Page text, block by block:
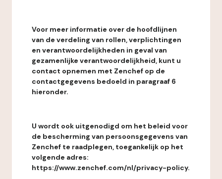
Voor meer informatie over de hoofdlijnen
van de verdeling van rollen, verplichtingen
en verantwoordelijkheden in geval van
gezamenlijke verantwoordelijkheid, kunt u
contact opnemen met Zenchef op de
contactgegevens bedoeld in paragraaf 6
hieronder.
U wordt ook uitgenodigd om het beleid voor
de bescherming van persoonsgegevens van
Zenchef te raadplegen, toegankelijk op het
volgende adres:
https://www.zenchef.com/nl/privacy-policy.